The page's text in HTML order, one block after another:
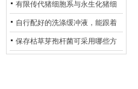
缓、悬浮细胞数量偏多的现象的
主要诱因
有限传代猪细胞系与永生化猪细
胞系，二者在增殖存活周期上有
什么区别？
自行配好的洗涤缓冲液，能跟着
试剂盒原装干粉放一处储存吗？
保存枯草芽孢杆菌可采用哪些方